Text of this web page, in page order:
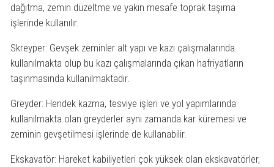
dağıtma, zemin düzeltme ve yakın mesafe toprak taşıma
işlerinde kullanılır.
Skreyper: Gevşek zeminler alt yapı ve kazı çalışmalarında
kullanılmakta olup bu kazı çalışmalarında çıkan hafriyatların
taşınmasında kullanılmaktadır.
Greyder: Hendek kazma, tesviye işleri ve yol yapımlarında
kullanılmakta olan greyderler aynı zamanda kar küremesi ve
zeminin gevşetilmesi işlerinde de kullanabilir.
Ekskavatör: Hareket kabiliyetleri çok yüksek olan ekskavatörler,